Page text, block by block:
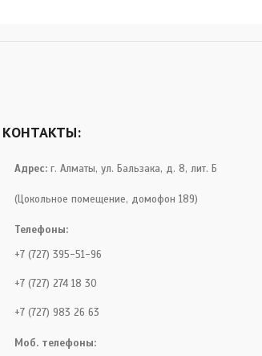
КОНТАКТЫ:
Адрес: г. Алматы, ул. Бальзака, д. 8, лит. Б
(Цокольное помещение, домофон 189)
Телефоны:
+7 (727) 395-51-96
+7 (727) 274 18 30
+7 (727) 983 26 63
Моб. телефоны: